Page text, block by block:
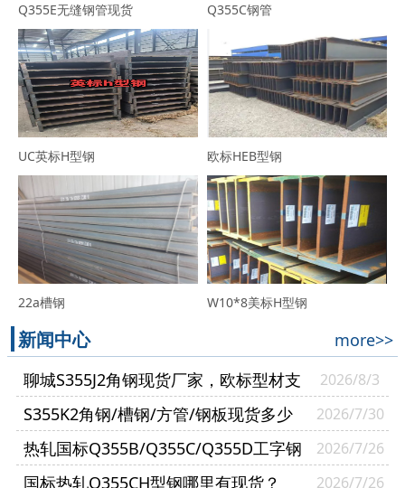
Q355E无缝钢管现货 Q355C钢管
UC英标H型钢 欧标HEB型钢
22a槽钢 W10*8美标H型钢
新闻中心
more>>
聊城S355J2角钢现货厂家，欧标型材支
持零切送货到厂
2026/8/3
S355K2角钢/槽钢/方管/钢板现货多少
钱一吨？
2026/7/30
热轧国标Q355B/Q355C/Q355D工字钢
有什么区别？
2026/7/26
国标热轧Q355CH型钢哪里有现货？ 2026/7/26